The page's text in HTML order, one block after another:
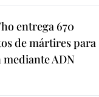
entrega 670
de mártires para
ADN